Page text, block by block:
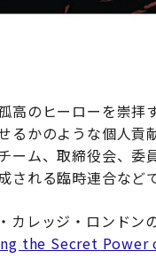
高のヒーローを崇
るかのような個人
ーム、取締役会、
れる臨時連合など
レッジ・ロンドン
the Secret Power